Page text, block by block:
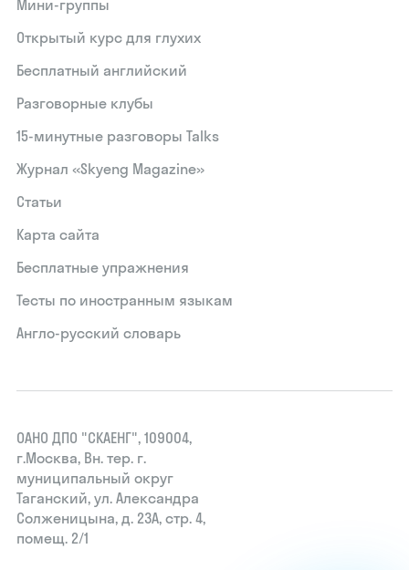
Мини-группы
Открытый курс для глухих
Бесплатный английский
Разговорные клубы
15‑минутные разговоры Talks
Журнал «Skyeng Magazine»
Статьи
Карта сайта
Бесплатные упражнения
Тесты по иностранным языкам
Англо-русский словарь
ОАНО ДПО "СКАЕНГ", 109004,
г.Москва, Вн. тер. г.
муниципальный округ
Таганский, ул. Александра
Солженицына, д. 23А, стр. 4,
помещ. 2/1